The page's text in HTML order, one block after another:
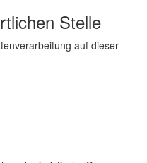
Stelle
auf dieser